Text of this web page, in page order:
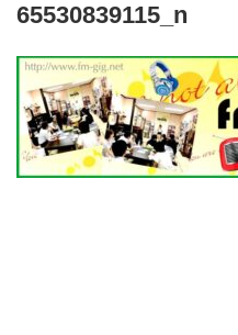
65530839115_n